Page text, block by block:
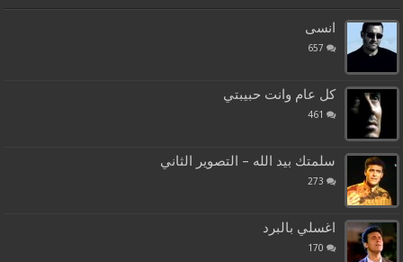
انسى
657
كل عام وانت حبيبتي
461
سلمتك بيد الله – التصوير الثاني
273
اغسلي بالبرد
170